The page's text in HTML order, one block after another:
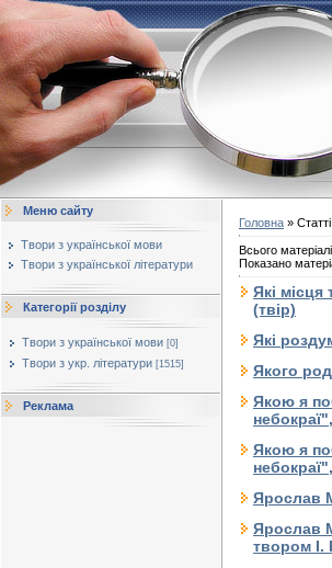
Меню сайту
Твори з української мови
Твори з української літератури
Категорії розділу
Твори з української мови [0]
Твори з укр. літератури [1515]
Реклама
Головна » Статті
Всього
Показано
Які
(твір)
Які
Якого
Якою я
Якою я
Ярослав
Ярослав
твором І.